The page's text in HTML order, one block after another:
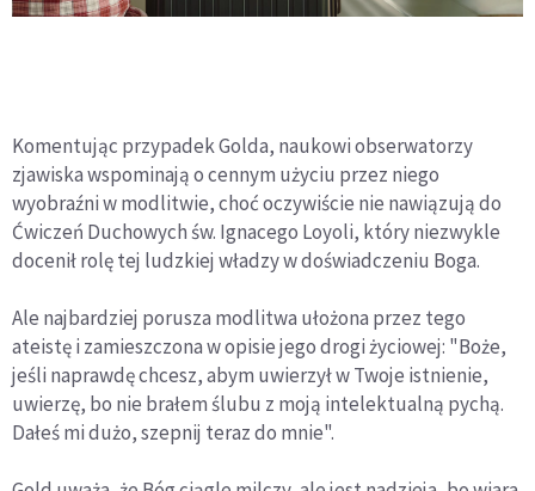
Komentując przypadek Golda, naukowi obserwatorzy
zjawiska wspominają o cennym użyciu przez niego
wyobraźni w modlitwie, choć oczywiście nie nawiązują do
Ćwiczeń Duchowych św. Ignacego Loyoli, który niezwykle
docenił rolę tej ludzkiej władzy w doświadczeniu Boga.
Ale najbardziej porusza modlitwa ułożona przez tego
ateistę i zamieszczona w opisie jego drogi życiowej: "Boże,
jeśli naprawdę chcesz, abym uwierzył w Twoje istnienie,
uwierzę, bo nie brałem ślubu z moją intelektualną pychą.
Dałeś mi dużo, szepnij teraz do mnie".